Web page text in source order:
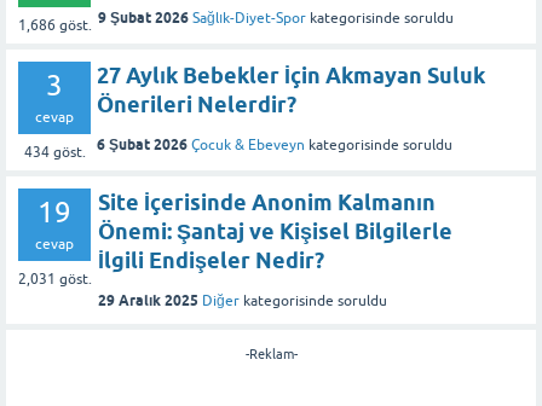
1,686 göst. 9 Şubat 2026 Sağlık-Diyet-Spor kategorisinde soruldu
3
cevap
434göst.
27 Aylık Bebekler İçin Akmayan Suluk
Önerileri Nelerdir?
6 Şubat 2026 Çocuk & Ebeveyn kategorisinde soruldu
19
cevap
2,031 göst.
Site İçerisinde Anonim Kalmanın
Önemi: Şantaj ve Kişisel Bilgilerle
İlgili Endişeler Nedir?
29 Aralık 2025 Diğer kategorisinde soruldu
-Reklam-